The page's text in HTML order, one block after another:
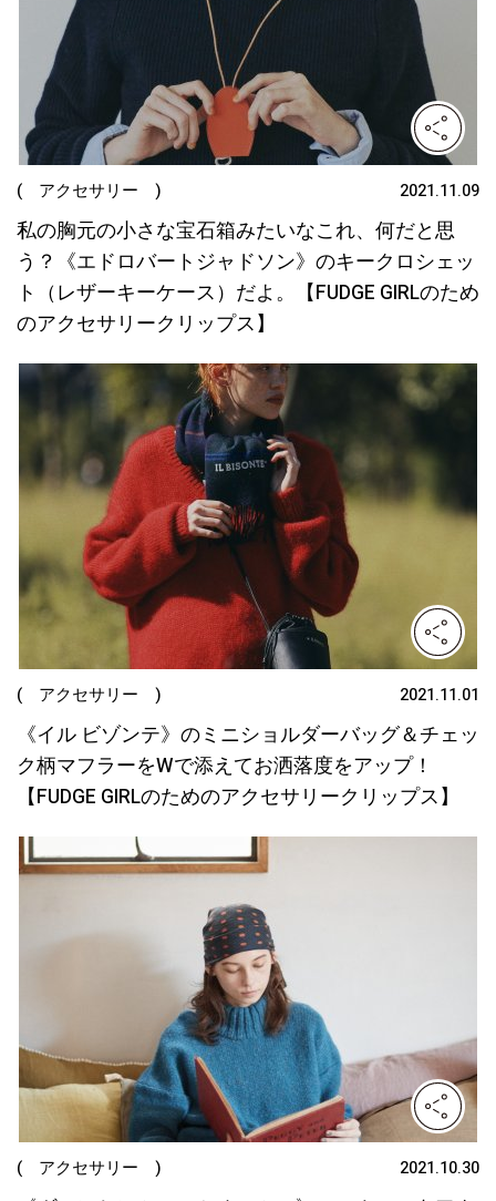
( アクセサリー ) 2021.11.09
私の胸元の小さな宝石箱みたいなこれ、何だと思
う？《エドロバートジャドソン》のキークロシェッ
ト（レザーキーケース）だよ。【FUDGE GIRLのため
のアクセサリークリップス】
( アクセサリー ) 2021.11.01
《イル ビゾンテ》のミニショルダーバッグ＆チェッ
ク柄マフラーをWで添えてお洒落度をアップ！
【FUDGE GIRLのためのアクセサリークリップス】
( アクセサリー ) 2021.10.30